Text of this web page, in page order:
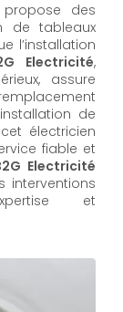
des
de tableaux
l’installation
Electricité,
assure
de
électricien
fiable et
Electricité
interventions
et